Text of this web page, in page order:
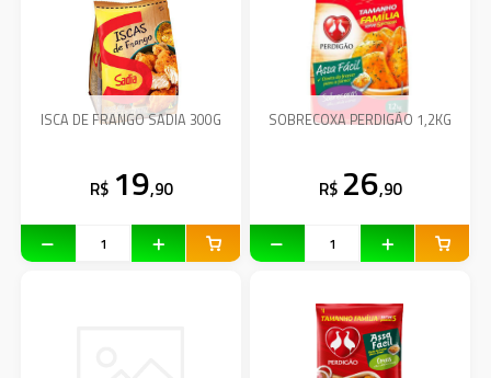
ISCA DE FRANGO SADIA 300G
R$ 19,90
SOBRECOXA PERDIGÃO 1,2KG
R$ 26,90